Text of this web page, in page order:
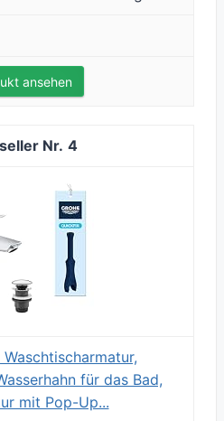
ansehen
4
Waschtischarmatur,
für das Bad,
mit Pop-Up...